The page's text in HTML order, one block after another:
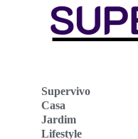
Supervivo
Casa
Jardim
Lifestyle